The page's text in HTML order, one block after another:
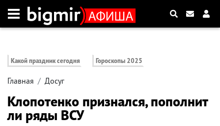
Какой праздник сегодня Гороскопы 2025
Главная Досуг
Клопотенко признался, пополнит
ли ряды ВСУ